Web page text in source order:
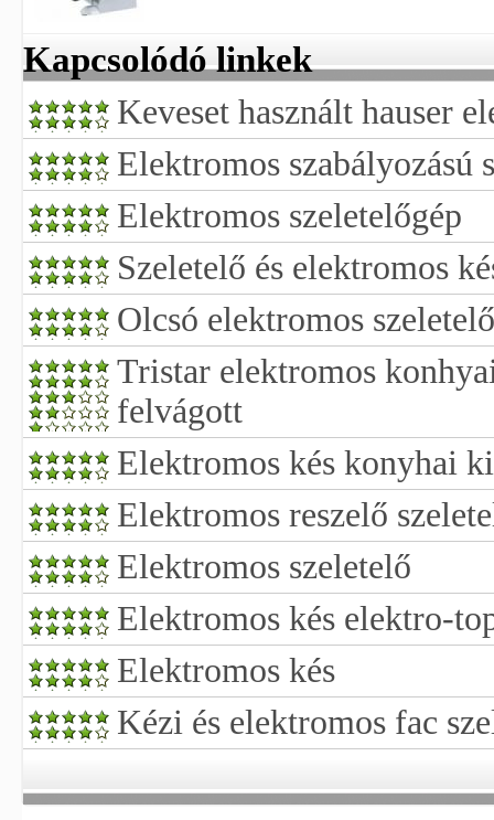
Kapcsolódó linkek
Keveset használt hauser
Elektromos szabályozású
Elektromos szeletelőgép
Szeletelő és elektromos
Olcsó elektromos
Tristar elektromos
felvágott
Elektromos kés konyhai
Elektromos reszelő
Elektromos szeletelő
Elektromos kés elektro-
Elektromos kés
Kézi és elektromos fac